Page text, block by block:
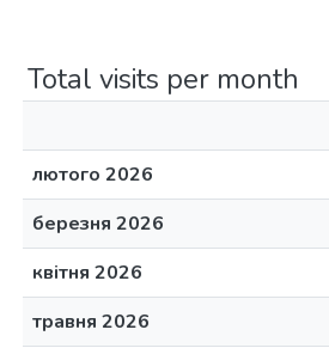
Total visits per month
лютого 2026
березня 2026
квітня 2026
травня 2026